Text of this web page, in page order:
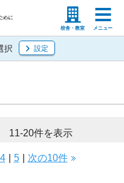
校舎・教室 メニュー
高等学校の先生
択 設定
11-20件を表示
4 5 次の10件